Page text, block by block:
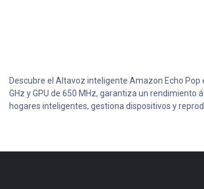
Descubre el Altavoz inteligente Amazon Echo
GHz y GPU de 650 MHz, garantiza un
hogares inteligentes, gestiona dispositivos y